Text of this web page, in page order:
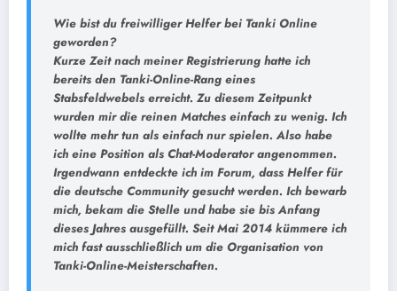
Wie bist du freiwilliger Helfer bei Tanki Online
geworden?
Kurze Zeit nach meiner Registrierung hatte ich
bereits den Tanki-Online-Rang eines
Stabsfeldwebels erreicht. Zu diesem Zeitpunkt
wurden mir die reinen Matches einfach zu wenig. Ich
wollte mehr tun als einfach nur spielen. Also habe
ich eine Position als Chat-Moderator angenommen.
Irgendwann entdeckte ich im Forum, dass Helfer für
die deutsche Community gesucht werden. Ich bewarb
mich, bekam die Stelle und habe sie bis Anfang
dieses Jahres ausgefüllt. Seit Mai 2014 kümmere ich
mich fast ausschließlich um die Organisation von
Tanki-Online-Meisterschaften.